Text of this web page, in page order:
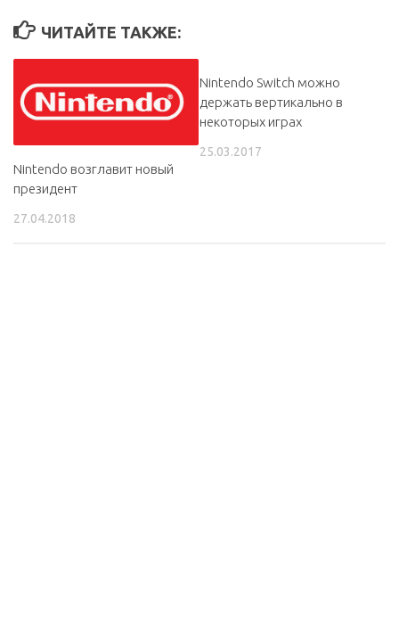
ЧИТАЙТЕ ТАКЖЕ:
Nintendo возглавит новый
президент
27.04.2018
Nintendo Switch можно
держать вертикально в
некоторых играх
25.03.2017